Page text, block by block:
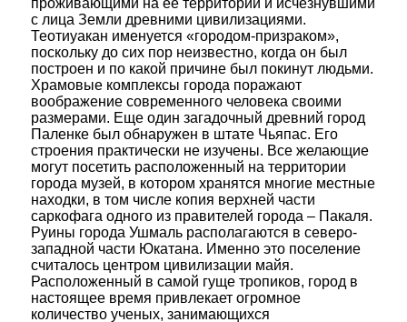
проживающими на ее территории и исчезнувшими
с лица Земли древними цивилизациями.
Теотиуакан именуется «городом-призраком»,
поскольку до сих пор неизвестно, когда он был
построен и по какой причине был покинут людьми.
Храмовые комплексы города поражают
воображение современного человека своими
размерами. Еще один загадочный древний город
Паленке был обнаружен в штате Чьяпас. Его
строения практически не изучены. Все желающие
могут посетить расположенный на территории
города музей, в котором хранятся многие местные
находки, в том числе копия верхней части
саркофага одного из правителей города – Пакаля.
Руины города Ушмаль располагаются в северо-
западной части Юкатана. Именно это поселение
считалось центром цивилизации майя.
Расположенный в самой гуще тропиков, город в
настоящее время привлекает огромное
количество ученых, занимающихся